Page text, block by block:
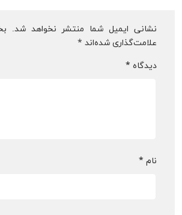
نشانی ایمیل شما منتشر نخواهد شد.
علامت‌گذاری شده‌اند *
دیدگاه *
نام *